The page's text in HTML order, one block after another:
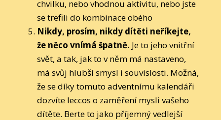
chvilku, nebo vhodnou aktivitu, nebo jste
se trefili do kombinace obého
Nikdy, prosím, nikdy dítěti neříkejte,
že něco vnímá špatně. Je to jeho vnitřní
svět, a tak, jak to v něm má nastaveno,
má svůj hlubší smysl i souvislosti. Možná,
že se díky tomuto adventnímu kalendáři
dozvíte leccos o zaměření mysli vašeho
dítěte. Berte to jako příjemný vedlejší